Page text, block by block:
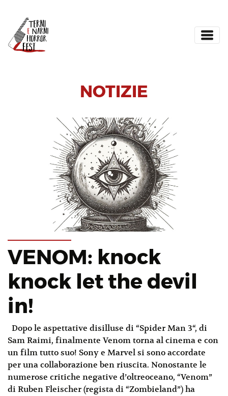
NOTIZIE
VENOM: knock
knock let the devil
in!
Dopo le aspettative disilluse di “Spider Man 3“, di
Sam Raimi, finalmente Venom torna al cinema e con
un film tutto suo! Sony e Marvel si sono accordate
per una collaborazione ben riuscita. Nonostante le
numerose critiche negative d’oltreoceano, “Venom”
di Ruben Fleischer (regista di “Zombieland”) ha